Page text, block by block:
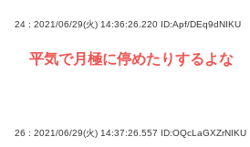
24 : 2021/06/29(火) 14:36:26.220 ID:Apf/DEq9dNIKU
平気で月極に停めたりするよな
26 : 2021/06/29(火) 14:37:26.557 ID:OQcLaGXZrNIKU